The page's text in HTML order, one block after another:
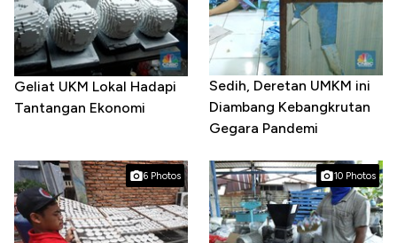
Geliat UKM Lokal Hadapi
Tantangan Ekonomi
Sedih, Deretan UMKM ini
Diambang Kebangkrutan
Gegara Pandemi
6 Photos 10 Photos